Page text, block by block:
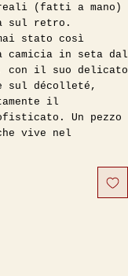
(fatti a mano)
sul retro.
stato così
camicia in seta dal
con il suo delicato
sul décolleté,
il
Un pezzo
vive nel
e incantevole.
vintage. Nella